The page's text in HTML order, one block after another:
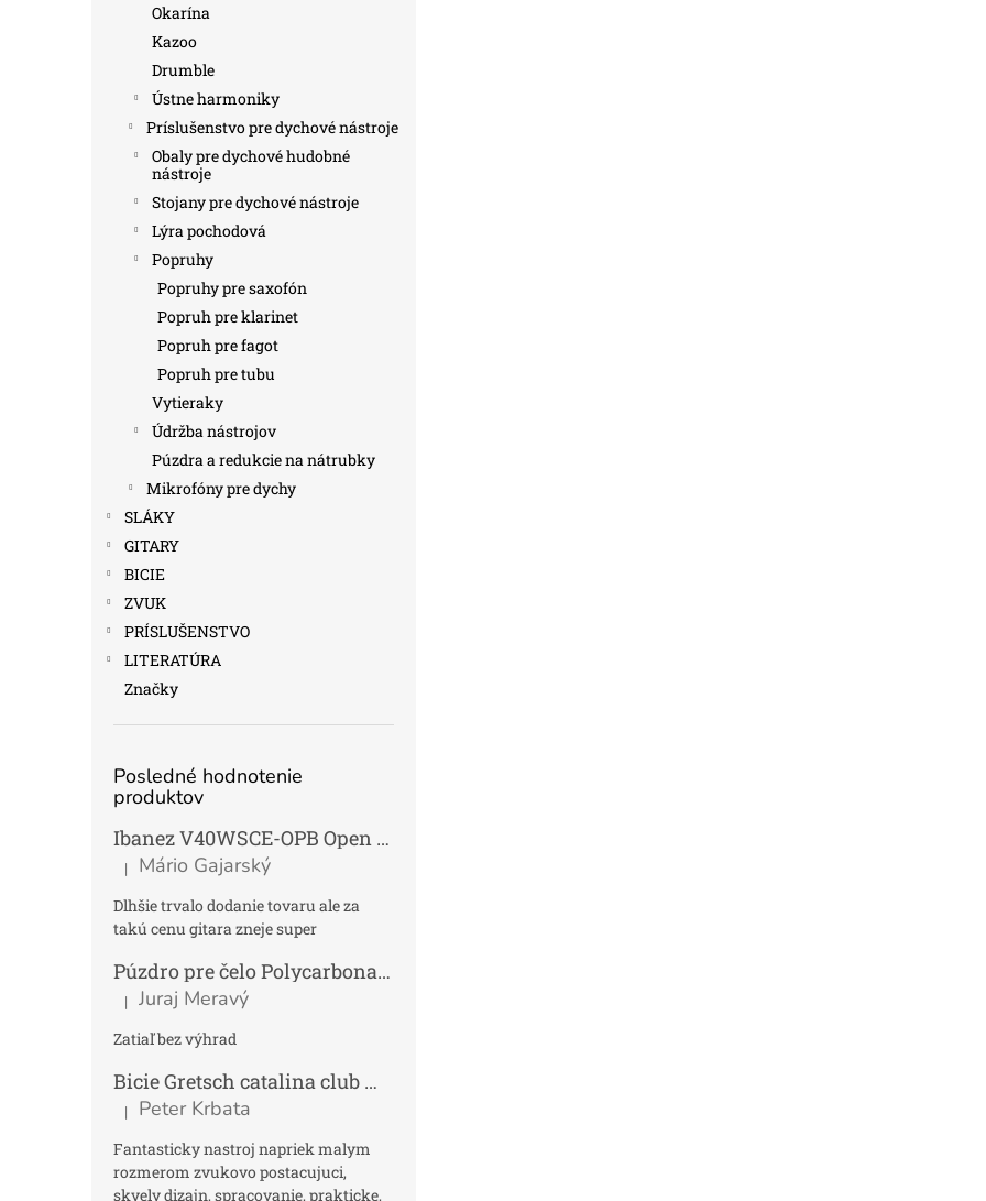
Okarína
Kazoo
Drumble
Ústne harmoniky
Príslušenstvo pre dychové nástroje
Obaly pre dychové hudobné
nástroje
Stojany pre dychové nástroje
Lýra pochodová
Popruhy
Popruhy pre saxofón
Popruh pre klarinet
Popruh pre fagot
Popruh pre tubu
Vytieraky
Údržba nástrojov
Púzdra a redukcie na nátrubky
Mikrofóny pre dychy
SLÁKY
GITARY
BICIE
ZVUK
PRÍSLUŠENSTVO
LITERATÚRA
Značky
Posledné hodnotenie
produktov
Ibanez V40WSCE-OPB Open Pore Brown Elektroakustická gitara Dreadnought
Hodnotenie produktu je 4 z 5 hviezdičiek.
| Mário Gajarský
Dlhšie trvalo dodanie tovaru ale za
takú cenu gitara zneje super
Púzdro pre čelo Polycarbonat FUN
Hodnotenie produktu je 5 z 5 hviezdičiek.
| Juraj Meravý
Zatiaľ bez výhrad
Bicie Gretsch catalina club micro kit saf
Hodnotenie produktu je 5 z 5 hviezdičiek.
| Peter Krbata
Fantasticky nastroj napriek malym
rozmerom zvukovo postacujuci,
skvely dizajn, spracovanie, prakticke,